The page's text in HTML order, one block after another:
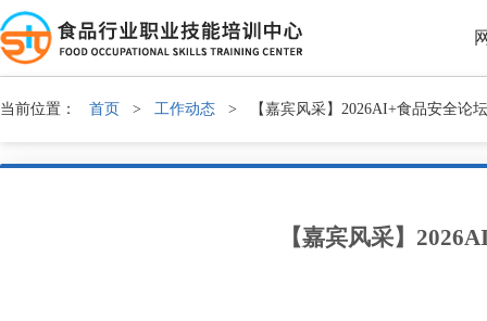
当前位置： 首页 > 工作动态 > 【嘉宾风采】2026AI+食品安全论
【嘉宾风采】